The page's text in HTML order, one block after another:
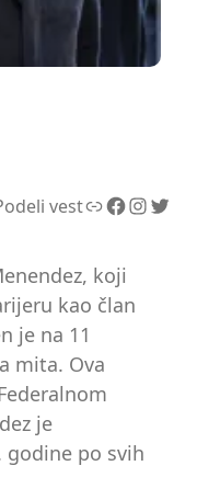
vestLink Facebook InstagramTwitter
koji
kao član
je na 11
mita. Ova
je
godine po svih